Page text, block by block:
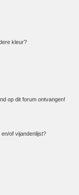
kleur?
op dit forum ontvangen!
of vijandenlijst?